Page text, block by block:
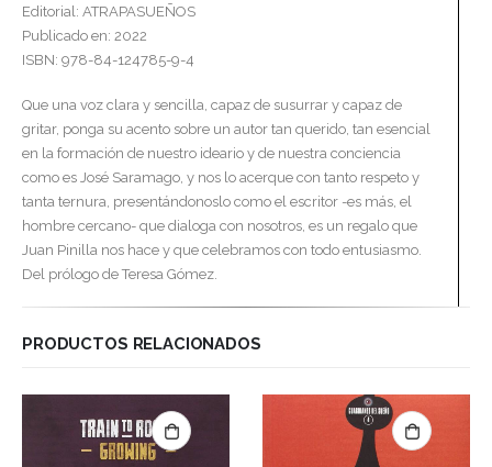
Editorial: ATRAPASUEÑOS
Publicado en: 2022
ISBN: 978-84-124785-9-4
Que una voz clara y sencilla, capaz de susurrar y capaz de
gritar, ponga su acento sobre un autor tan querido, tan esencial
en la formación de nuestro ideario y de nuestra conciencia
como es José Saramago, y nos lo acerque con tanto respeto y
tanta ternura, presentándonoslo como el escritor -es más, el
hombre cercano- que dialoga con nosotros, es un regalo que
Juan Pinilla nos hace y que celebramos con todo entusiasmo.
Del prólogo de Teresa Gómez.
PRODUCTOS RELACIONADOS